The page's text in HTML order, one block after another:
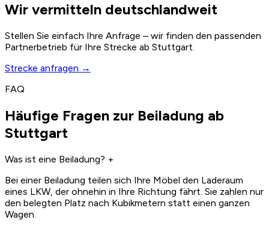
Wir vermitteln deutschlandweit
Stellen Sie einfach Ihre Anfrage – wir finden den passenden
Partnerbetrieb für Ihre Strecke ab Stuttgart.
Strecke anfragen →
FAQ
Häufige Fragen zur Beiladung ab
Stuttgart
Was ist eine Beiladung? +
Bei einer Beiladung teilen sich Ihre Möbel den Laderaum
eines LKW, der ohnehin in Ihre Richtung fährt. Sie zahlen nur
den belegten Platz nach Kubikmetern statt einen ganzen
Wagen.